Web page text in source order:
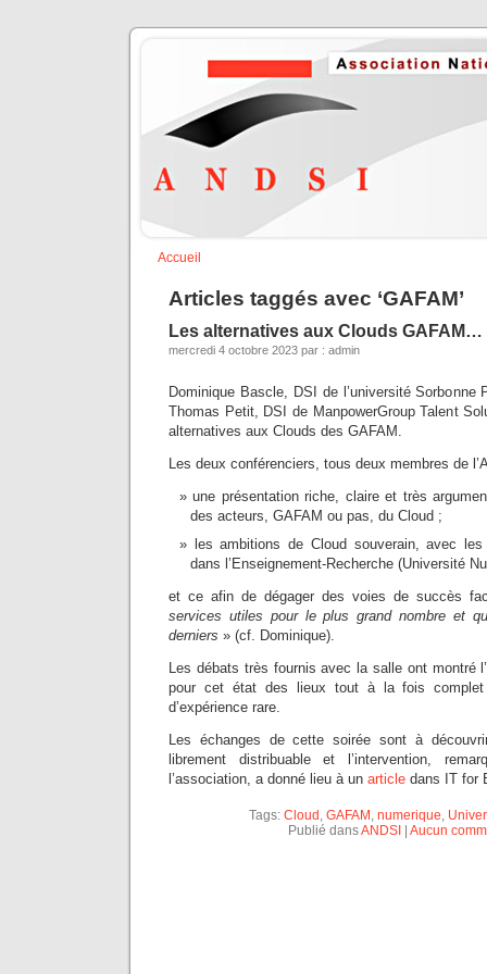
Accueil
Articles taggés avec ‘GAFAM’
Les alternatives aux Clouds GAFAM…
mercredi 4 octobre 2023 par : admin
Dominique Bascle, DSI de l’université
Thomas Petit, DSI de ManpowerGroup Talent
alternatives aux Clouds des GAFAM.
Les deux conférenciers, tous deux membres de
une présentation riche, claire et très
des acteurs, GAFAM ou pas, du Cloud ;
les ambitions de Cloud souverain, avec
dans l’Enseignement-Recherche (Université
et ce afin de dégager des voies de succès
services utiles pour le plus grand nombre et
derniers » (cf. Dominique).
Les débats très fournis avec la salle ont montré
pour cet état des lieux tout à la fois
d’expérience rare.
Les échanges de cette soirée sont à
librement distribuable et l’intervention,
l’association, a donné lieu à un article dans IT for
Tags: Cloud , GAFAM , numerique,
Publié dansANDSI Aucun